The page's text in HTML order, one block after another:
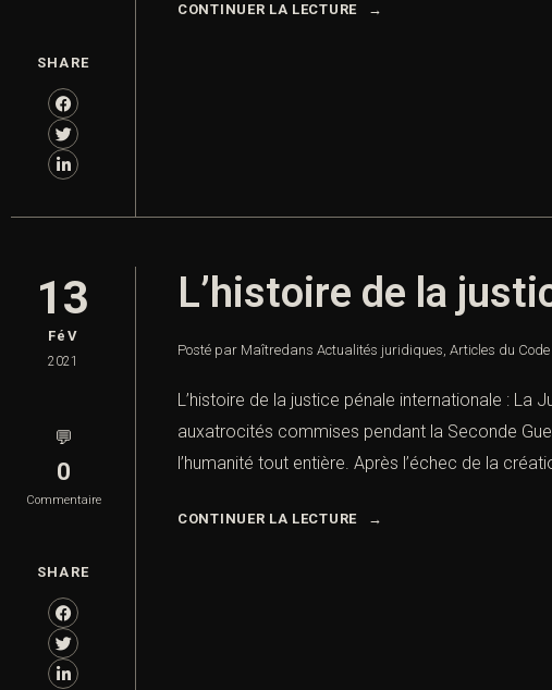
SHARE
CONTINUER LA LECTURE
13
FéV
2021
💬
0
Commentaire
SHARE
L’histoire de la
Posté par Maîtredans Actualités juridiques, Articles du Code
L’histoire de la justice pénale internationale :
auxatrocités commises pendant la Seconde
l’humanité tout entière. Après l’échec de la
CONTINUER LA LECTURE